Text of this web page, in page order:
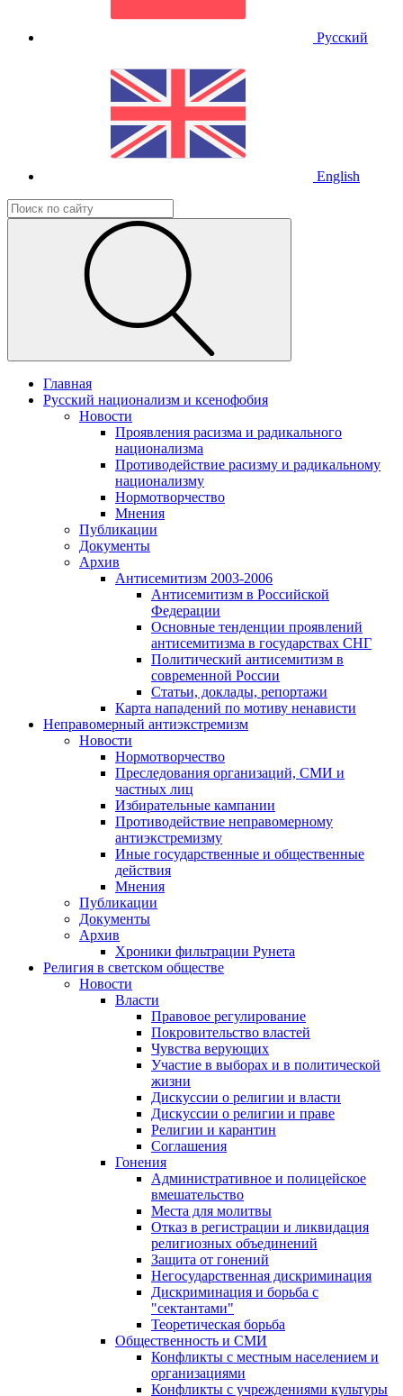
Русский
English
Главная
Русский национализм и ксенофобия
Новости
Проявления расизма и радикального
национализма
Противодействие расизму и радикальному
национализму
Нормотворчество
Мнения
Публикации
Документы
Архив
Антисемитизм 2003-2006
Антисемитизм в Российской
Федерации
Основные тенденции проявлений
антисемитизма в государствах СНГ
Политический антисемитизм в
современной России
Статьи, доклады, репортажи
Карта нападений по мотиву ненависти
Неправомерный антиэкстремизм
Новости
Нормотворчество
Преследования организаций, СМИ и
частных лиц
Избирательные кампании
Противодействие неправомерному
антиэкстремизму
Иные государственные и общественные
действия
Мнения
Публикации
Документы
Архив
Хроники фильтрации Рунета
Религия в светском обществе
Новости
Власти
Правовое регулирование
Покровительство властей
Чувства верующих
Участие в выборах и в политической
жизни
Дискуссии о религии и власти
Дискуссии о религии и праве
Религии и карантин
Соглашения
Гонения
Административное и полицейское
вмешательство
Места для молитвы
Отказ в регистрации и ликвидация
религиозных объединений
Защита от гонений
Негосударственная дискриминация
Дискриминация и борьба с
"сектантами"
Теоретическая борьба
Общественность и СМИ
Конфликты с местным населением и
организациями
Конфликты с учреждениями культуры